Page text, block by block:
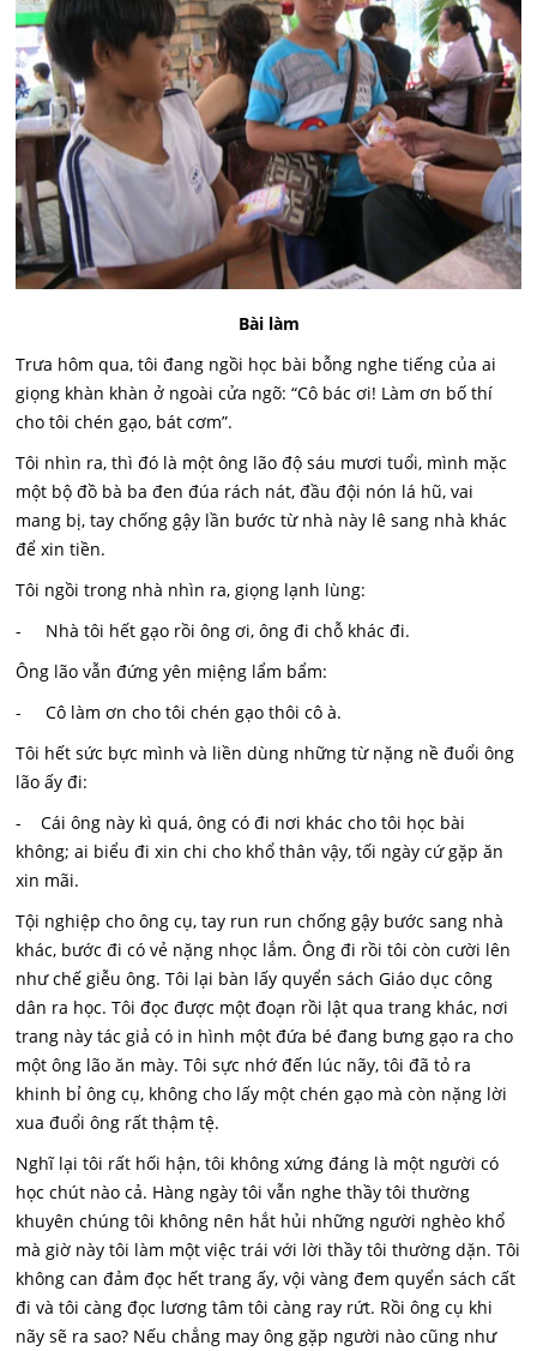
Bài làm
Trưa hôm qua, tôi đang ngồi học bài bỗng nghe tiếng của ai
giọng khàn khàn ở ngoài cửa ngõ: “Cô bác ơi! Làm ơn bố thí
cho tôi chén gạo, bát cơm”.
Tôi nhìn ra, thì đó là một ông lão độ sáu mươi tuổi, mình mặc
một bộ đồ bà ba đen đúa rách nát, đầu đội nón lá hũ, vai
mang bị, tay chống gậy lần bước từ nhà này lê sang nhà khác
để xin tiền.
Tôi ngồi trong nhà nhìn ra, giọng lạnh lùng:
- Nhà tôi hết gạo rồi ông ơi, ông đi chỗ khác đi.
Ông lão vẫn đứng yên miệng lẩm bẩm:
- Cô làm ơn cho tôi chén gạo thôi cô à.
Tôi hết sức bực mình và liền dùng những từ nặng nề đuổi ông
lão ấy đi:
- Cái ông này kì quá, ông có đi nơi khác cho tôi học bài
không; ai biểu đi xin chi cho khổ thân vậy, tối ngày cứ gặp ăn
xin mãi.
Tội nghiệp cho ông cụ, tay run run chống gậy bước sang nhà
khác, bước đi có vẻ nặng nhọc lắm. Ông đi rồi tôi còn cười lên
như chế giễu ông. Tôi lại bàn lấy quyển sách Giáo dục công
dân ra học. Tôi đọc được một đoạn rồi lật qua trang khác, nơi
trang này tác giả có in hình một đứa bé đang bưng gạo ra cho
một ông lão ăn mày. Tôi sực nhớ đến lúc nãy, tôi đã tỏ ra
khinh bỉ ông cụ, không cho lấy một chén gạo mà còn nặng lời
xua đuổi ông rất thậm tệ.
Nghĩ lại tôi rất hối hận, tôi không xứng đáng là một người có
học chút nào cả. Hàng ngày tôi vẫn nghe thầy tôi thường
khuyên chúng tôi không nên hắt hủi những người nghèo khổ
mà giờ này tôi làm một việc trái với lời thầy tôi thường dặn. Tôi
không can đảm đọc hết trang ấy, vội vàng đem quyển sách cất
đi và tôi càng đọc lương tâm tôi càng ray rứt. Rồi ông cụ khi
nãy sẽ ra sao? Nếu chẳng may ông gặp người nào cũng như